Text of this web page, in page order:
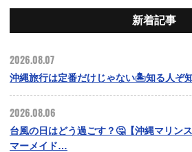
新着記事
2026.08.07
沖縄旅行は定番だけじゃない🏝️知る人ぞ
2026.08.06
台風の日はどう過ごす？🤔【沖縄マリン
マーメイド…